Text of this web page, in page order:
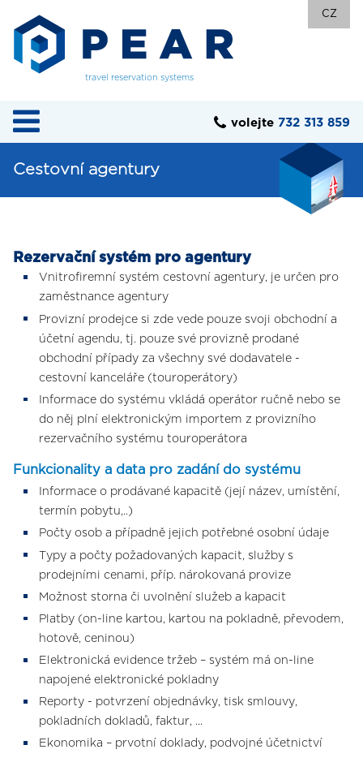
travel reservation systems
CZ
volejte 732 313 859
Cestovní agentury
Rezervační systém pro agentury
Vnitrofiremní systém cestovní agentury, je určen pro
zaměstnance agentury
Provizní prodejce si zde vede pouze svoji obchodní a
účetní agendu, tj. pouze své provizně prodané
obchodní případy za všechny své dodavatele -
cestovní kanceláře (touroperátory)
Informace do systému vkládá operátor ručně nebo se
do něj plní elektronickým importem z provizního
rezervačního systému touroperátora
Funkcionality a data pro zadání do systému
Informace o prodávané kapacitě (její název, umístění,
termín pobytu,..)
Počty osob a případně jejich potřebné osobní údaje
Typy a počty požadovaných kapacit, služby s
prodejními cenami, příp. nárokovaná provize
Možnost storna či uvolnění služeb a kapacit
Platby (on-line kartou, kartou na pokladně, převodem,
hotově, ceninou)
Elektronická evidence tržeb – systém má on-line
napojené elektronické pokladny
Reporty - potvrzení objednávky, tisk smlouvy,
pokladních dokladů, faktur, ...
Ekonomika – prvotní doklady, podvojné účetnictví